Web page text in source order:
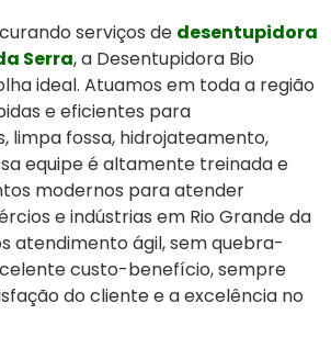
serviços de desentupidora
Serra, a Desentupidora Bio
ideal. Atuamos em toda a região
e eficientes para
limpa fossa, hidrojateamento,
equipe é altamente treinada e
modernos para atender
e indústrias em Rio Grande da
atendimento ágil, sem quebra-
custo-benefício, sempre
do cliente e a excelência no